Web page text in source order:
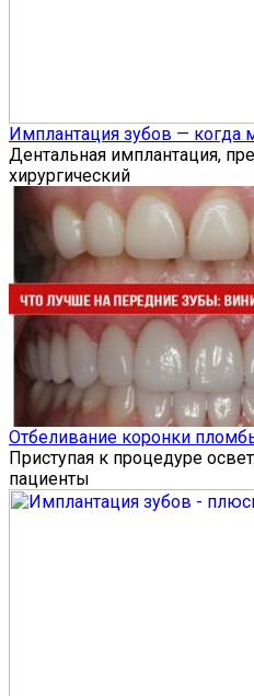
Имплантация зубов — когда
Дентальная имплантация,
хирургический
Отбеливание коронки
Приступая к процедуре
пациенты